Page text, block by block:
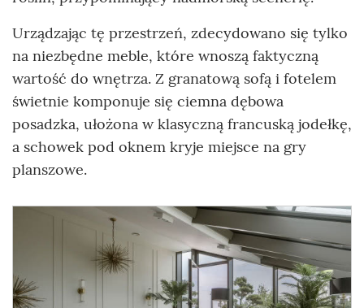
Urządzając tę przestrzeń, zdecydowano się tylko
na niezbędne meble, które wnoszą faktyczną
wartość do wnętrza. Z granatową sofą i fotelem
świetnie komponuje się ciemna dębowa
posadzka, ułożona w klasyczną francuską jodełkę,
a schowek pod oknem kryje miejsce na gry
planszowe.